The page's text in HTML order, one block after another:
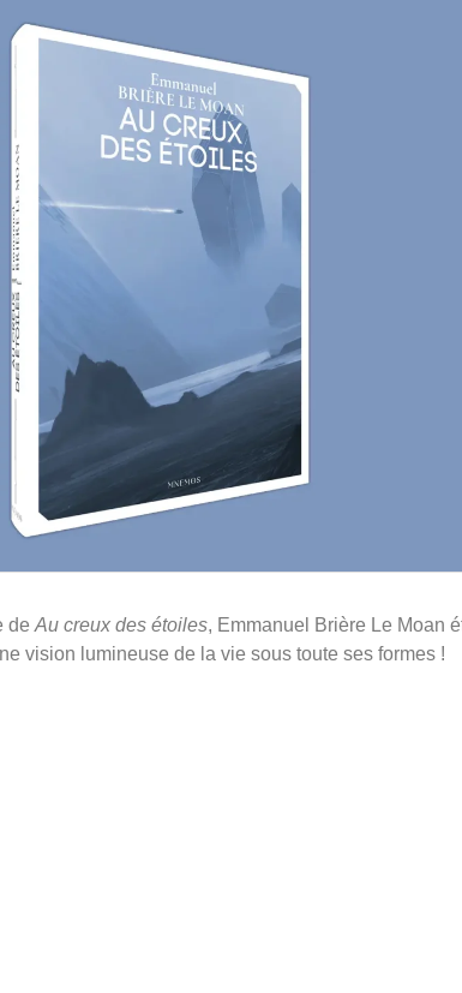
de Au creux des étoiles, Emmanuel Brière Le Moan
vision lumineuse de la vie sous toute ses formes !